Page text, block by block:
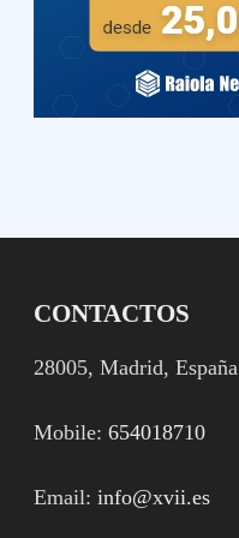
CONTACTOS
28005, Madrid, España
Mobile:654018710
Email:info@xvii.es